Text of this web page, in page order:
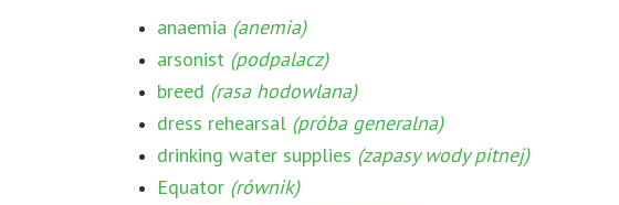
anaemia (anemia)
arsonist (podpalacz)
breed (rasa hodowlana)
dress rehearsal (próba generalna)
drinking water supplies (zapasy wody pitnej)
Equator (równik)